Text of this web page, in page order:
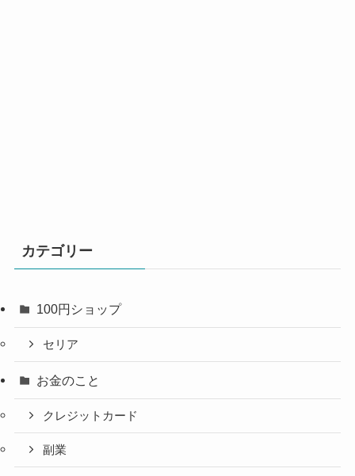
カテゴリー
100円ショップ
セリア
お金のこと
クレジットカード
副業